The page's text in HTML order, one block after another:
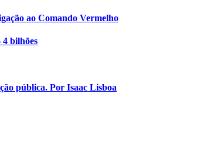
ao Comando Vermelho
4 bilhões
pública. Por Isaac Lisboa